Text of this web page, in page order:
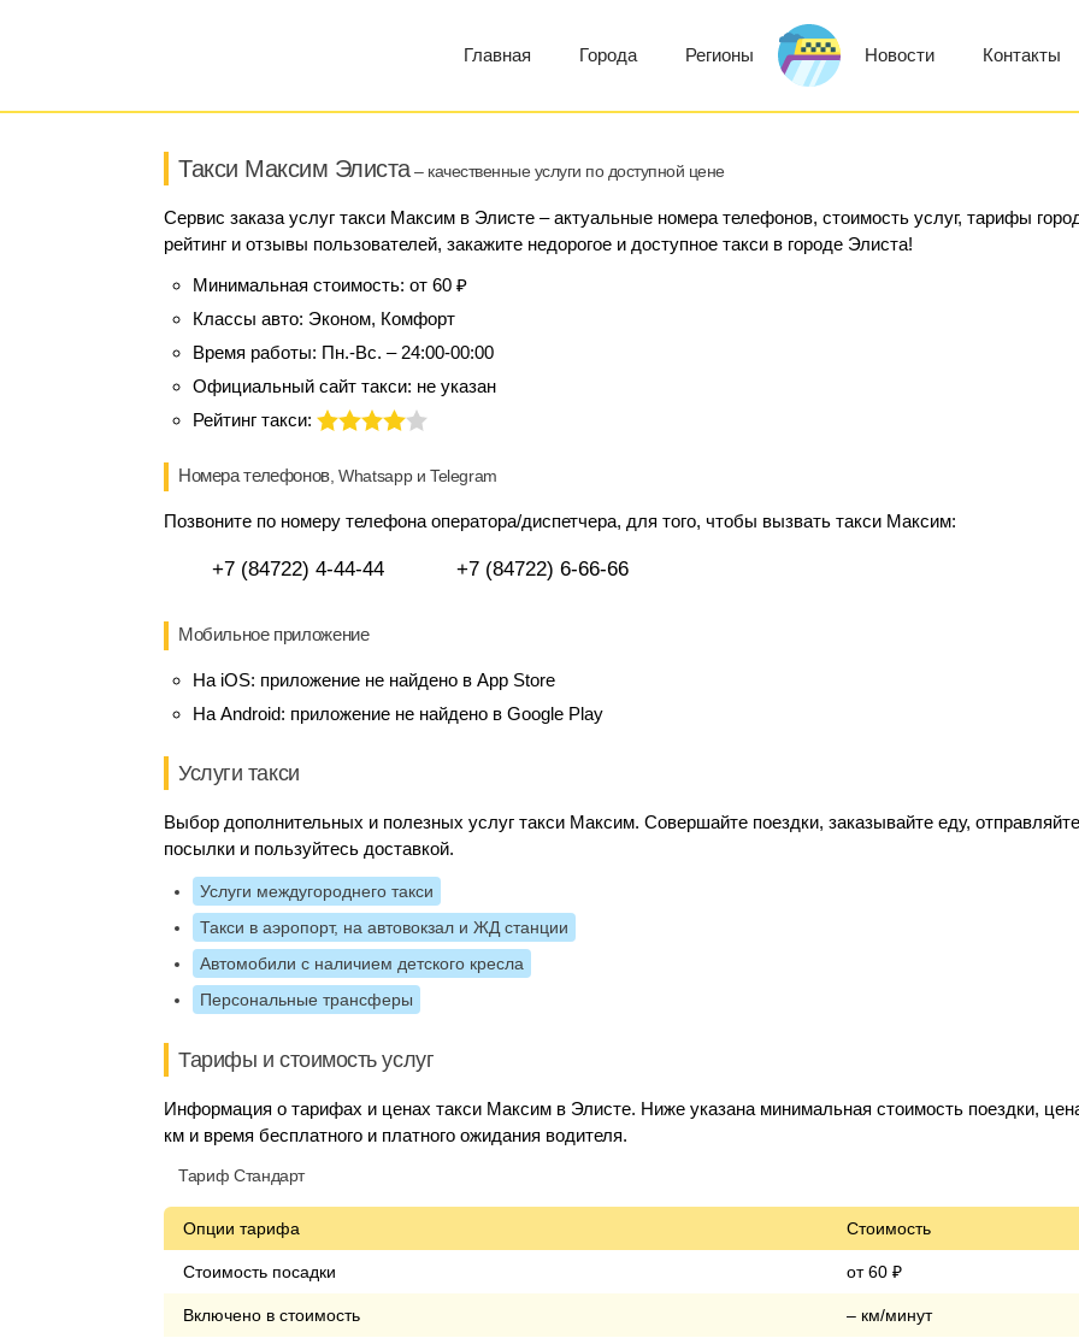
Главная Города Регионы Новости Контакты
Такси Максим Элиста– качественные услуги по доступной цене
Сервис заказа услуг такси Максим в Элисте – актуальные номера телефонов, стоимость услуг, тарифы
рейтинг и отзывы пользователей, закажите недорогое и доступное такси в городе Элиста!
Минимальная стоимость: от 60 ₽
Классы авто: Эконом, Комфорт
Время работы: Пн.-Вс. – 24:00-00:00
Официальный сайт такси: не указан
Рейтинг такси:
Номера телефонов, Whatsapp и Telegram
Позвоните по номеру телефона оператора/диспетчера, для того, чтобы вызвать такси Максим:
+7 (84722) 4-44-44 +7 (84722) 6-66-66
Мобильное приложение
На iOS: приложение не найдено в App Store
На Android: приложение не найдено в Google Play
Услуги такси
Выбор дополнительных и полезных услуг такси Максим. Совершайте поездки, заказывайте еду, отправляйте
посылки и пользуйтесь доставкой.
Услуги междугороднего такси
Такси в аэропорт, на автовокзал и ЖД станции
Автомобили с наличием детского кресла
Персональные трансферы
Тарифы и стоимость услуг
Информация о тарифах и ценах такси Максим в Элисте. Ниже указана минимальная стоимость поездки,
км и время бесплатного и платного ожидания водителя.
Тариф Стандарт
Опции тарифа Стоимость
Стоимость посадки от 60 ₽
Включено в стоимость – км/минут